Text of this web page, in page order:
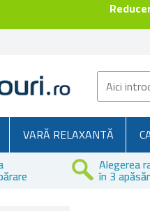
VARĂ RELAXANTĂ
Alegerea
în 3